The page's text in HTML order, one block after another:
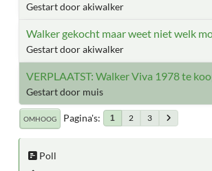
Gestart door akiwalker
Walker gekocht maar weet niet welk
Gestart door akiwalker
VERPLAATST: Walker Viva 1978 te
Gestart door muis
OMHOOG Pagina's 1 2 3
Poll